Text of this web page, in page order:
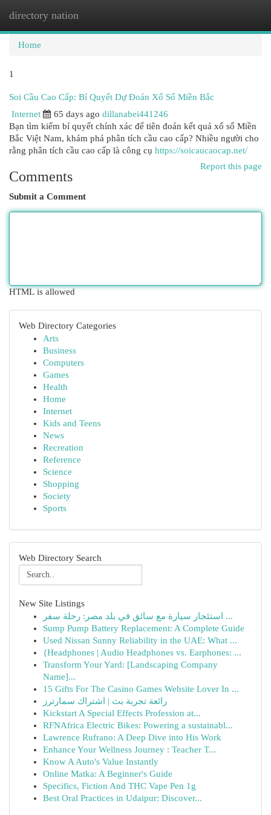
directory nation
Home
1
Soi Cầu Cao Cấp: Bí Quyết Dự Đoán Xổ Số Miền Bắc
Internet
65 days ago dillanabei441246
Bạn tìm kiếm bí quyết chính xác để tiên đoán kết quả xổ số Miền
Bắc Việt Nam, khám phá phân tích cầu cao cấp? Nhiều người cho
rằng phân tích cầu cao cấp là công cụ https://soicaucaocap.net/
Report this page
Comments
Submit a Comment
HTML is allowed
Web Directory Categories
Arts
Business
Computers
Games
Health
Home
Internet
Kids and Teens
News
Recreation
Reference
Science
Shopping
Society
Sports
Web Directory Search
New Site Listings
استئجار سيارة مع سائق في بلد مصر: رحلة سفر ...
Sump Pump Battery Replacement: A Complete Guide
Used Nissan Sunny Reliability in the UAE: What ...
{Headphones | Audio Headphones vs. Earphones: ...
Transform Your Yard: [Landscaping Company
Name]...
15 Gifts For The Casino Games Website Lover In ...
رائعة تجربة بث | اشتراك سمارترز
Kickstart A Special Effects Profession at...
RFNAfrica Electric Bikes: Powering a sustainabl...
Lawrence Rufrano: A Deep Dive into His Work
Enhance Your Wellness Journey : Teacher T...
Know A Auto's Value Instantly
Online Matka: A Beginner's Guide
Specifics, Fiction And THC Vape Pen 1g
Best Oral Practices in Udaipur: Discover...